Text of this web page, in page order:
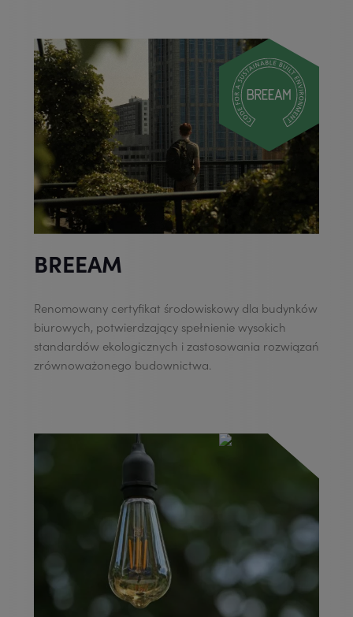
BREEAM
Renomowany certyfikat środowiskowy dla budynków
biurowych, potwierdzający spełnienie wysokich
standardów ekologicznych i zastosowania rozwiązań
zrównoważonego budownictwa.